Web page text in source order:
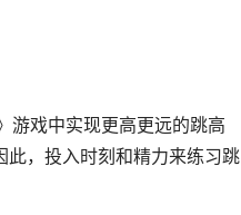
游戏中实现更高更远的跳高
此，投入时刻和精力来练习跳